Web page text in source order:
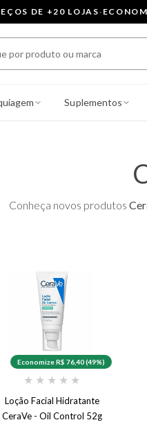
DE +20 LOJAS·
Suplementos
Conheça novos produtos
Economize R$ 76,40 (49%)
★ ★ ★ ★ ★
Loção Facial Hidratante
CeraVe - Oil Control 52g